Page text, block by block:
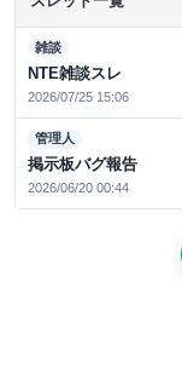
雑談
NTE雑談スレ
2026/07/25 15:06
管理人
掲示板バグ報告
2026/06/20 00:44